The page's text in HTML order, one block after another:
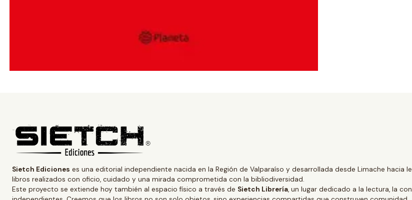
Sietch Ediciones es una editorial independiente nacida en la Región de Valparaíso y desarrollada desde Limache
libros realizados con oficio, cuidado y una mirada comprometida con la bibliodiversidad.
Este proyecto se extiende hoy también al espacio físico a través de Sietch Librería, un lugar dedicado a la lectura, la